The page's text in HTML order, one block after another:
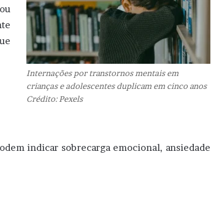
Internações por transtornos mentais em
crianças e adolescentes duplicam em cinco anos
Crédito: Pexels
indicar sobrecarga emocional, ansiedade